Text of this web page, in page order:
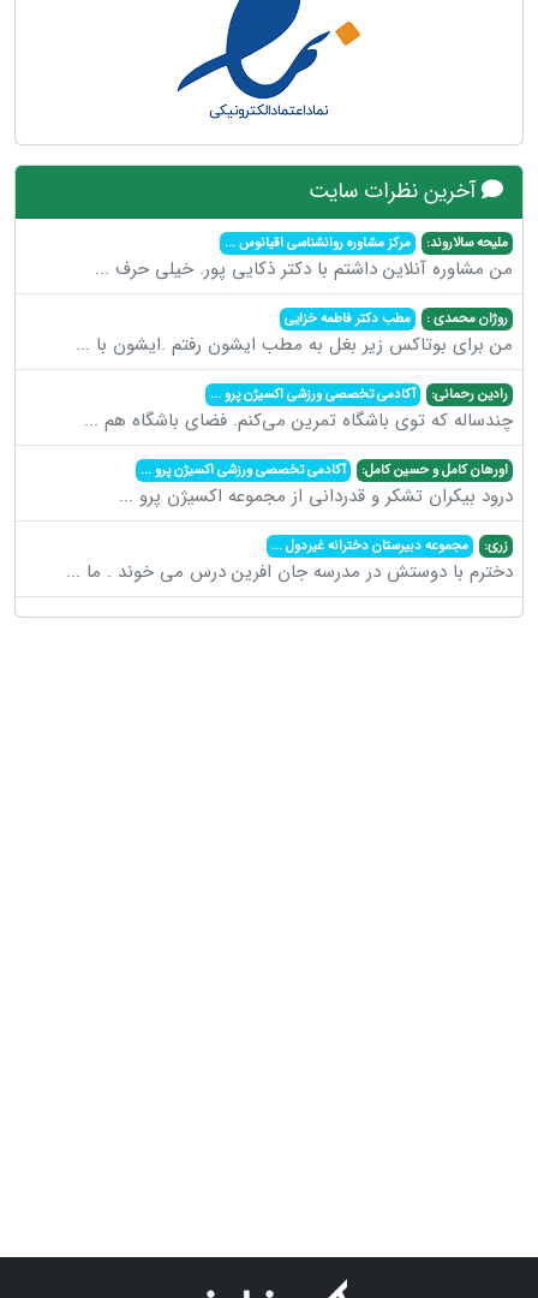
آخرین نظرات سایت
ملیحه سالاروند: مرکز مشاوره روانشناسی اقیانوس...
من مشاوره آنلاین داشتم با دکتر ذکایی پور. خیلی حرف ...
روژان محمدی : مطب دکتر فاطمه خزایی
من برای بوتاکس زیر بغل به مطب ایشون رفتم .ایشون با ...
رادین رحمانی: آکادمی تخصصی ورزشی اکسیژن پرو...
چندساله که توی باشگاه تمرین می‌کنم. فضای باشگاه هم ...
اورهان کامل و حسین کامل: آکادمی تخصصی ورزشی اکسیژن پرو...
درود بیکران تشکر و قدردانی از مجموعه اکسیژن پرو ...
زری: مجموعه دبیرستان دخترانه غیردول...
دخترم با دوستش در مدرسه جان افرین درس می خوند . ما ...